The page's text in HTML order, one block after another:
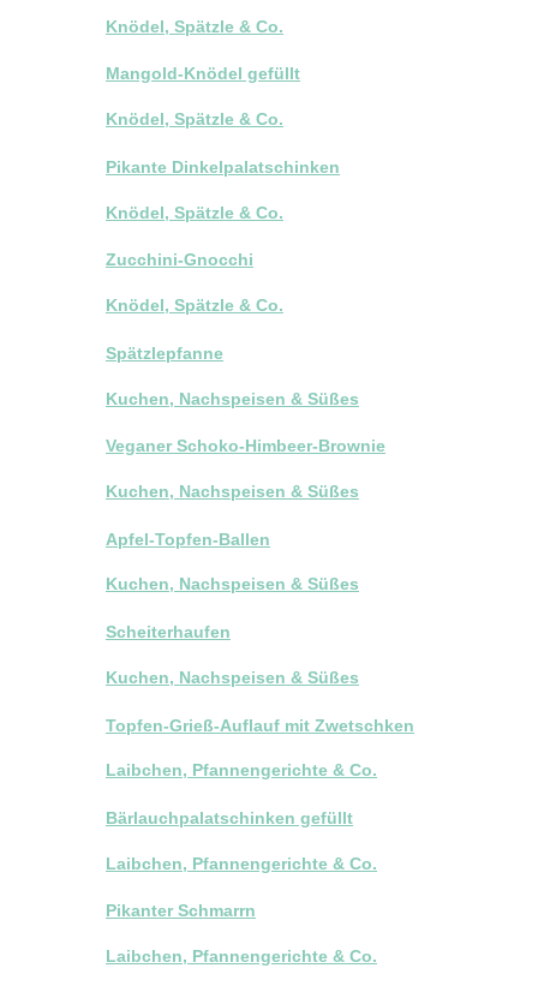
Knödel, Spätzle & Co.
Mangold-Knödel gefüllt
Knödel, Spätzle & Co.
Pikante Dinkelpalatschinken
Knödel, Spätzle & Co.
Zucchini-Gnocchi
Knödel, Spätzle & Co.
Spätzlepfanne
Kuchen, Nachspeisen & Süßes
Veganer Schoko-Himbeer-Brownie
Kuchen, Nachspeisen & Süßes
Apfel-Topfen-Ballen
Kuchen, Nachspeisen & Süßes
Scheiterhaufen
Kuchen, Nachspeisen & Süßes
Topfen-Grieß-Auflauf mit Zwetschken
Laibchen, Pfannengerichte & Co.
Bärlauchpalatschinken gefüllt
Laibchen, Pfannengerichte & Co.
Pikanter Schmarrn
Laibchen, Pfannengerichte & Co.